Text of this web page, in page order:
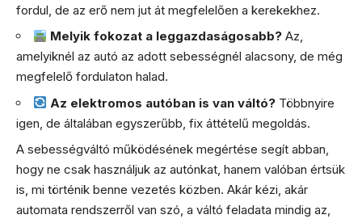
fordul, de az erő nem jut át megfelelően a kerekekhez.
Melyik fokozat a leggazdaságosabb? Az,
amelyiknél az autó az adott sebességnél alacsony, de még
megfelelő fordulaton halad.
Az elektromos autóban is van váltó? Többnyire
igen, de általában egyszerűbb, fix áttételű megoldás.
A sebességváltó működésének megértése segít abban,
hogy ne csak használjuk az autónkat, hanem valóban értsük
is, mi történik benne vezetés közben. Akár kézi, akár
automata rendszerről van szó, a váltó feladata mindig az,